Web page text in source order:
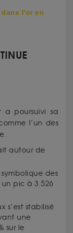
l'or en
a poursuivi sa
l’un des
autour de
des
pic à 3.526
s’est stabilisé
une
sur le